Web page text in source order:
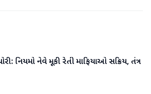
નિયમો નેવે મૂકી રેતી માફિયાઓ સક્રિય, તંત્ર